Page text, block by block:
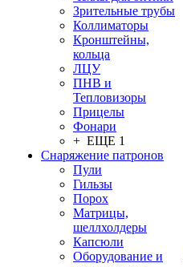
Зрительные трубы
Коллиматоры
Кронштейны,
кольца
ЛЦУ
ПНВ и
Тепловизоры
Прицелы
Фонари
+ ЕЩЕ 1
Снаряжение патронов
Пули
Гильзы
Порох
Матрицы,
шеллхолдеры
Капсюли
Оборудование и